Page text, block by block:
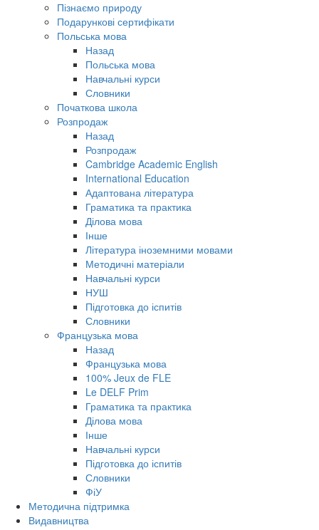
Пізнаємо природу
Подарункові сертифікати
Польська мова
Назад
Польська мова
Навчальні курси
Словники
Початкова школа
Розпродаж
Назад
Розпродаж
Cambridge Academic English
International Education
Адаптована література
Граматика та практика
Ділова мова
Інше
Література іноземними мовами
Методичні матеріали
Навчальні курси
НУШ
Підготовка до іспитів
Словники
Французька мова
Назад
Французька мова
100% Jeux de FLE
Le DELF Prim
Граматика та практика
Ділова мова
Інше
Навчальні курси
Підготовка до іспитів
Словники
ФіУ
Методична підтримка
Видавництва